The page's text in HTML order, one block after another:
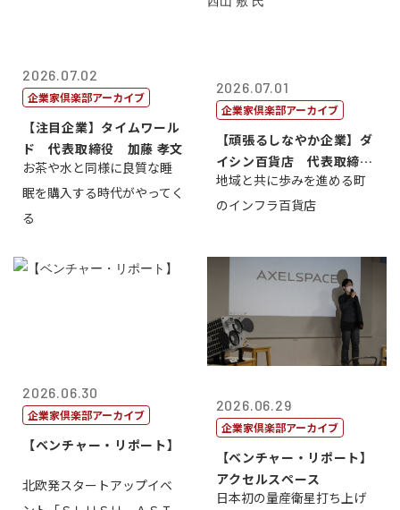
2026.07.02
企業家倶楽部アーカイブ
【注目企業】タイムワール
ド 代表取締役 加藤 孝文
お茶や水と同様に良質な睡
眠を購入する時代がやってく
る
2026.07.01
企業家倶楽部アーカイブ
【頑張るしなやか企業】ダ
イシン百貨店 代表取締役
社長 西山 ...
地域と共に歩みを進める町
のインフラ百貨店
2026.06.30
企業家倶楽部アーカイブ
【ベンチャー・リポート】
北欧発スタートアップイベ
2026.06.29
企業家倶楽部アーカイブ
【ベンチャー・リポート】
アクセルスペース
日本初の量産衛星打ち上げ